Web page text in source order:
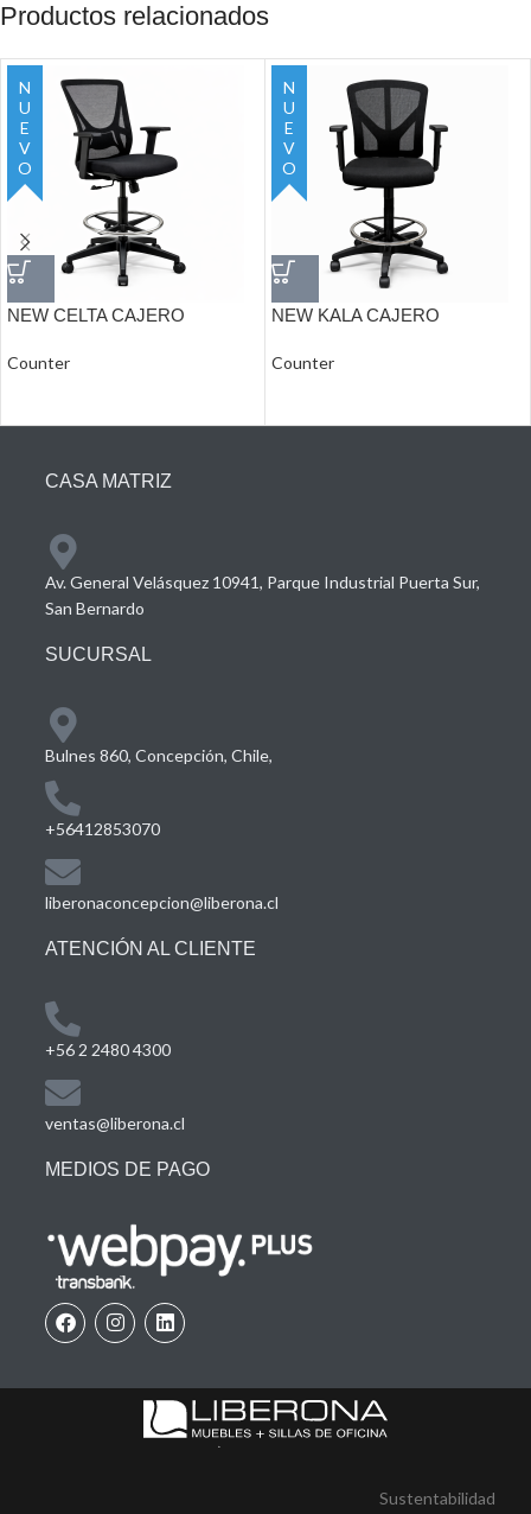
Productos relacionados
NUEVO
NEW CELTA CAJERO
Counter
NUEVO
NEW KALA CAJERO
Counter
CASA MATRIZ
Av. General Velásquez 10941, Parque Industrial Puerta Sur,
San Bernardo
SUCURSAL
Bulnes 860, Concepción, Chile,
+56412853070
liberonaconcepcion@liberona.cl
ATENCIÓN AL CLIENTE
+56 2 2480 4300
ventas@liberona.cl
MEDIOS DE PAGO
Sustentabilidad